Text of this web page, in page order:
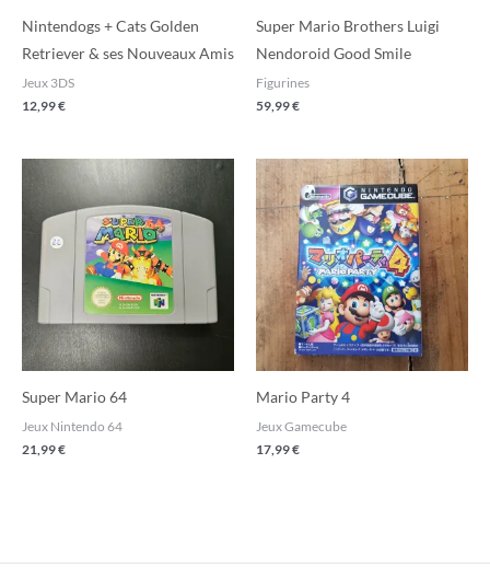
Nintendogs + Cats Golden
Retriever & ses Nouveaux Amis
Jeux 3DS
12,99€
Super Mario Brothers Luigi
Nendoroid Good Smile
Figurines
59,99€
Super Mario 64
Jeux Nintendo 64
21,99€
Mario Party 4
Jeux Gamecube
17,99€